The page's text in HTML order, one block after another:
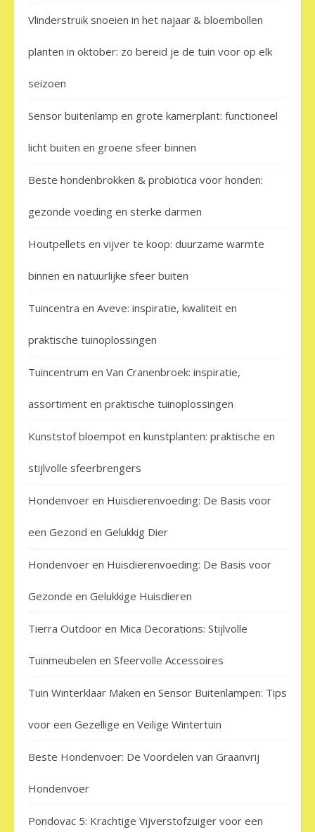
Vlinderstruik snoeien in het najaar & bloembollen
planten in oktober: zo bereid je de tuin voor op elk
seizoen
Sensor buitenlamp en grote kamerplant: functioneel
licht buiten en groene sfeer binnen
Beste hondenbrokken & probiotica voor honden:
gezonde voeding en sterke darmen
Houtpellets en vijver te koop: duurzame warmte
binnen en natuurlijke sfeer buiten
Tuincentra en Aveve: inspiratie, kwaliteit en
praktische tuinoplossingen
Tuincentrum en Van Cranenbroek: inspiratie,
assortiment en praktische tuinoplossingen
Kunststof bloempot en kunstplanten: praktische en
stijlvolle sfeerbrengers
Hondenvoer en Huisdierenvoeding: De Basis voor
een Gezond en Gelukkig Dier
Hondenvoer en Huisdierenvoeding: De Basis voor
Gezonde en Gelukkige Huisdieren
Tierra Outdoor en Mica Decorations: Stijlvolle
Tuinmeubelen en Sfeervolle Accessoires
Tuin Winterklaar Maken en Sensor Buitenlampen: Tips
voor een Gezellige en Veilige Wintertuin
Beste Hondenvoer: De Voordelen van Graanvrij
Hondenvoer
Pondovac 5: Krachtige Vijverstofzuiger voor een